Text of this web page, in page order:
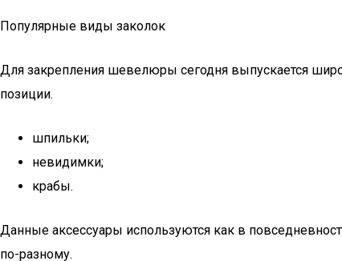
Популярные виды заколок
Для закрепления шевелюры сегодня выпускается
позиции.
шпильки;
невидимки;
крабы.
Данные аксессуары используются как в
по-разному.